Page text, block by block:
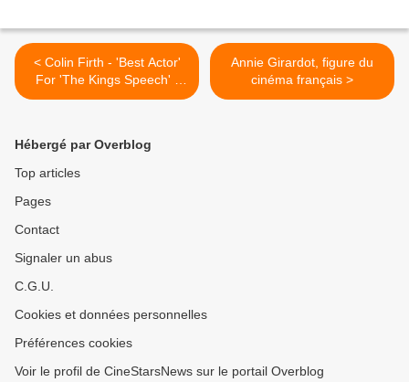
< Colin Firth - 'Best Actor'
For 'The Kings Speech' -
Press Room
Annie Girardot, figure du
cinéma français >
Hébergé par Overblog
Top articles
Pages
Contact
Signaler un abus
C.G.U.
Cookies et données personnelles
Préférences cookies
Voir le profil de CineStarsNews sur le portail Overblog